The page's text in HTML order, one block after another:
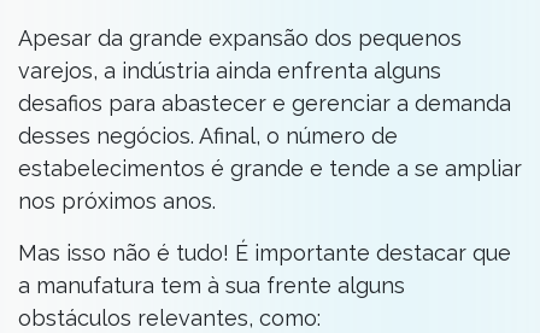
Apesar da grande expansão dos pequenos
varejos, a indústria ainda enfrenta alguns
desafios para abastecer e gerenciar a demanda
desses negócios. Afinal, o número de
estabelecimentos é grande e tende a se ampliar
nos próximos anos.
Mas isso não é tudo! É importante destacar que
a manufatura tem à sua frente alguns
obstáculos relevantes, como: